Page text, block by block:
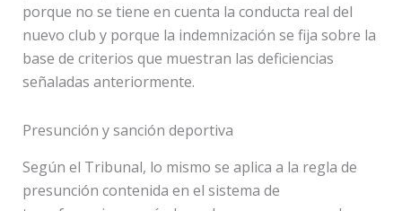
porque no se tiene en cuenta la conducta real del
nuevo club y porque la indemnización se fija sobre la
base de criterios que muestran las deficiencias
señaladas anteriormente.
Presunción y sanción deportiva
Según el Tribunal, lo mismo se aplica a la regla de
presunción contenida en el sistema de